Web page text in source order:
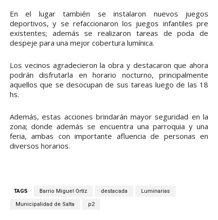
En el lugar también se instalaron nuevos juegos
deportivos, y se refaccionaron los juegos infantiles pre
existentes; además se realizaron tareas de poda de
despeje para una mejor cobertura lumínica.
Los vecinos agradecieron la obra y destacaron que ahora
podrán disfrutarla en horario nocturno, principalmente
aquellos que se desocupan de sus tareas luego de las 18
hs.
Además, estas acciones brindarán mayor seguridad en la
zona; donde además se encuentra una parroquia y una
feria, ambas con importante afluencia de personas en
diversos horarios.
TAGS Barrio Miguel Ortíz destacada Luminarias
Municipalidad de Salta p2